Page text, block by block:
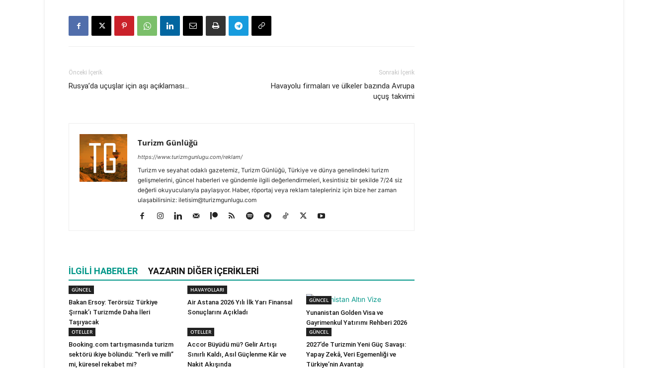
Önceki İçerik
Rusya’da uçuşlar için aşı açıklaması…
Sonraki İçerik
Havayolu firmaları ve ülkeler bazında Avrupa
uçuş takvimi
Turizm Günlüğü
https://www.turizmgunlugu.com/reklam/
Turizm ve seyahat odaklı gazetemiz, Turizm Günlüğü, Türkiye ve dünya genelindeki turizm
gelişmelerini, güncel haberleri ve gündemle ilgili değerlendirmeleri, kesintisiz bir şekilde 7/24 siz
değerli okuyucularıyla paylaşıyor. Haber, röportaj veya reklam talepleriniz için bize her zaman
ulaşabilirsiniz: iletisim@turizmgunlugu.com
İLGILI HABERLER YAZARIN DIĞER İÇERIKLERI
GÜNCEL
Bakan Ersoy: Terörsüz Türkiye
Şırnak’ı Turizmde Daha İleri
Taşıyacak
HAVAYOLLARI
Air Astana 2026 Yılı İlk Yarı Finansal
Sonuçlarını Açıkladı
GÜNCEL
Yunanistan Golden Visa ve
Gayrimenkul Yatırımı Rehberi 2026
OTELLER
Booking.com tartışmasında turizm
sektörü ikiye bölündü: “Yerli ve milli”
mi, küresel rekabet mi?
OTELLER
Accor Büyüdü mü? Gelir Artışı
Sınırlı Kaldı, Asıl Güçlenme Kâr ve
Nakit Akışında
GÜNCEL
2027’de Turizmin Yeni Güç Savaşı:
Yapay Zekâ, Veri Egemenliği ve
Türkiye’nin Avantajı